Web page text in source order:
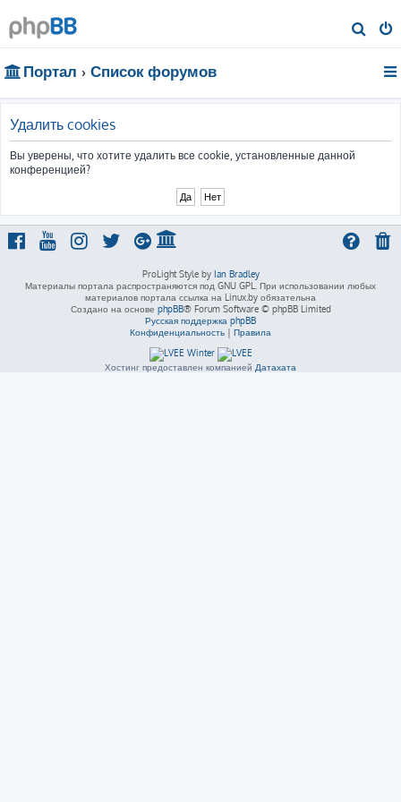
о
Портал Список форумов
Удалить cookies
Вы уверены, что хотите удалить все cookie, установленные данной
конференцией?
ProLight Style by Ian Bradley
Материалы портала распространяются под GNU GPL. При использовании любых
материалов портала ссылка на Linux.by обязательна
Создано на основе phpBB® Forum Software © phpBB Limited
Русская поддержка phpBB
Конфиденциальность | Правила
Хостинг предоставлен компанией Датахата